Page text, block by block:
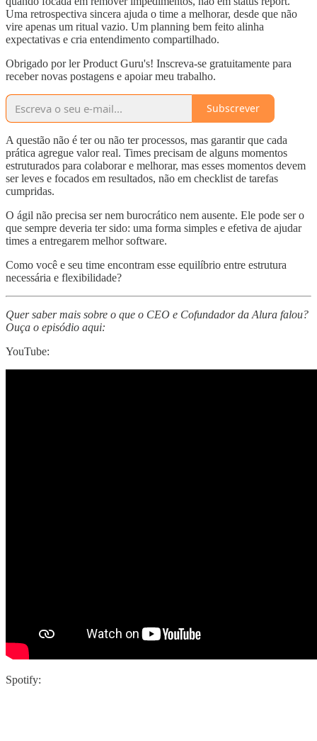
Uma retrospectiva sincera ajuda o time a melhorar, desde que não
vire apenas um ritual vazio. Um planning bem feito alinha
expectativas e cria entendimento compartilhado.
Obrigado por ler Product Guru's! Inscreva-se gratuitamente para
receber novas postagens e apoiar meu trabalho.
Subscrever
A questão não é ter ou não ter processos, mas garantir que cada
prática agregue valor real. Times precisam de alguns momentos
estruturados para colaborar e melhorar, mas esses momentos devem
ser leves e focados em resultados, não em checklist de tarefas
cumpridas.
O ágil não precisa ser nem burocrático nem ausente. Ele pode ser o
que sempre deveria ter sido: uma forma simples e efetiva de ajudar
times a entregarem melhor software.
Como você e seu time encontram esse equilíbrio entre estrutura
necessária e flexibilidade?
Quer saber mais sobre o que o CEO e Cofundador da Alura falou?
Ouça o episódio aqui:
YouTube:
Spotify: